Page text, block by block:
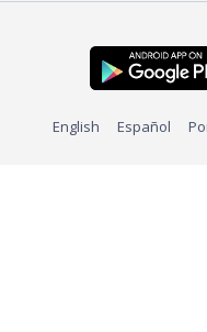
English Español